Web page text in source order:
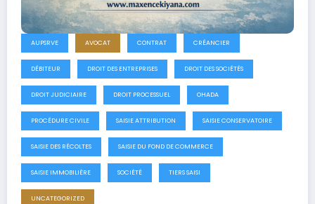
AUPSRVE AVOCAT CONTRAT CRÉANCIER
DÉBITEUR DROIT DES ENTREPRISES DROIT DES SOCIÉTÉS
DROIT JUDICIAIRE DROIT PROCESSUEL OHADA
PROCÉDURE CIVILE SAISIE ATTRIBUTION SAISIE CONSERVATOIRE
SAISIE DES RÉCOLTES SAISIE DU FOND DE COMMERCE
SAISIE IMMOBILIÈRE SOCIÉTÉ TIERS SAISI
UNCATEGORIZED